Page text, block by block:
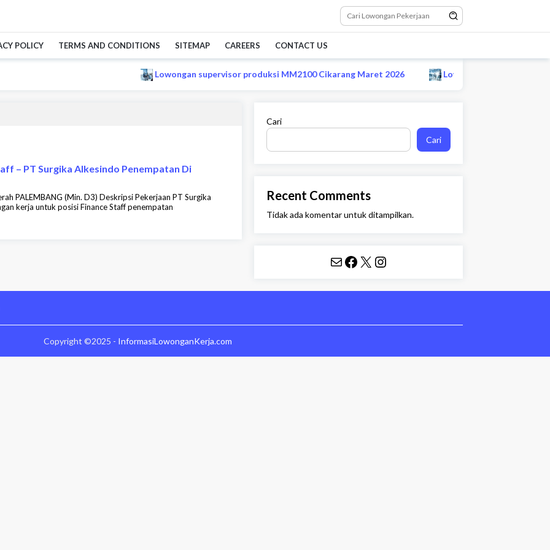
POLICY TERMS AND CONDITIONS SITEMAP CAREERS CONTACT US
Lowongan supervisor produksi MM2100 Cikarang Maret 2026 Lowongan CS remote
– PT Surgika Alkesindo Penempatan Di
PALEMBANG (Min. D3) Deskripsi Pekerjaan PT Surgika
kerja untuk posisi Finance Staff penempatan
Cari
Cari
Recent Comments
Tidak ada komentar untuk ditampilkan.
Mail Facebook X Instagram
Copyright ©2025 - InformasiLowonganKerja.com